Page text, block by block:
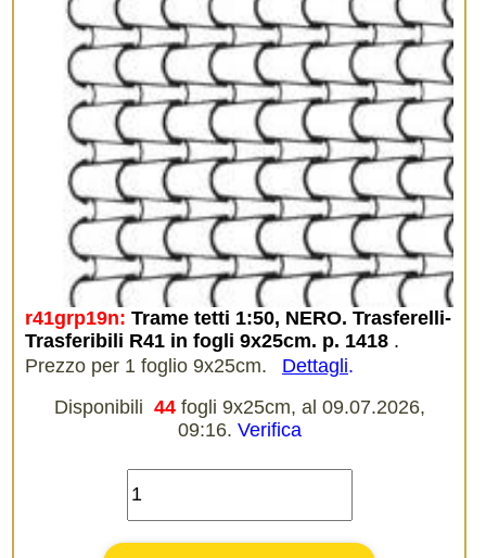
r41grp19n: Trame tetti 1:50, NERO. Trasferelli-
Trasferibili R41 in fogli 9x25cm. p. 1418 .
Prezzo per 1 foglio 9x25cm.
Dettagli.
Disponibili 44 fogli 9x25cm, al 09.07.2026,
09:16. Verifica